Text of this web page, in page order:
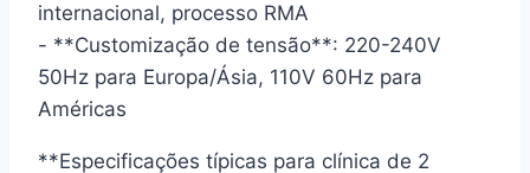
internacional, processo RMA
- **Customização de tensão**: 220-240V
50Hz para Europa/Ásia, 110V 60Hz para
Américas
**Especificações típicas para clínica de 2